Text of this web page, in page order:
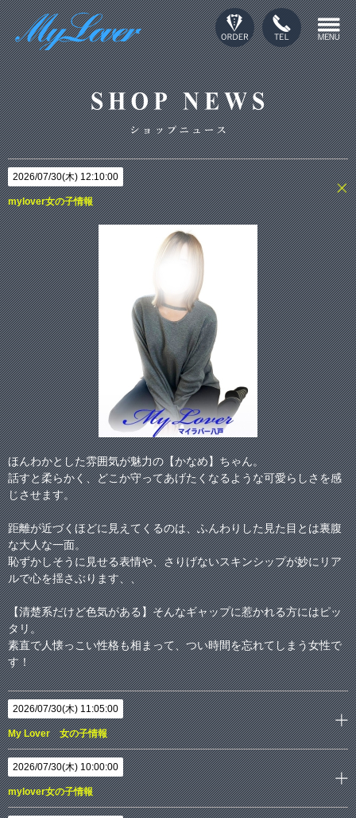
2026/07/30(木) 12:10:00
mylover女の子情報
ほんわかとした雰囲気が魅力の【かなめ】ちゃん。
話すと柔らかく、どこか守ってあげたくなるような可愛らしさを感
じさせます。
距離が近づくほどに見えてくるのは、ふんわりした見た目とは裏腹
な大人な一面。
恥ずかしそうに見せる表情や、さりげないスキンシップが妙にリア
ルで心を揺さぶります、、
【清楚系だけど色気がある】そんなギャップに惹かれる方にはピッ
タリ。
素直で人懐っこい性格も相まって、つい時間を忘れてしまう女性で
す！
2026/07/30(木) 11:05:00
My Lover 女の子情報
2026/07/30(木) 10:00:00
mylover女の子情報